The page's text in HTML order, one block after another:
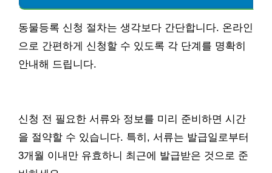
동물등록 신청 절차는 생각보다 간단합니다. 온라인
으로 간편하게 신청할 수 있도록 각 단계를 명확히
안내해 드립니다.
신청 전 필요한 서류와 정보를 미리 준비하면 시간
을 절약할 수 있습니다. 특히, 서류는 발급일로부터
3개월 이내만 유효하니 최근에 발급받은 것으로 준